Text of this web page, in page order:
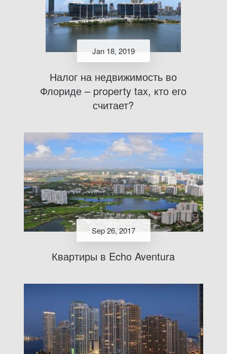
Jan 18, 2019
Налог на недвижимость во
Флориде – property tax, кто его
считает?
Sep 26, 2017
Квартиры в Echo Aventura